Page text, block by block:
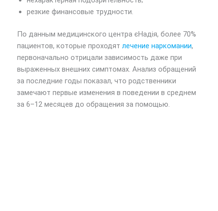
резкие финансовые трудности.
По данным медицинского центра єНадія, более 70%
пациентов, которые проходят лечение наркомании,
первоначально отрицали зависимость даже при
выраженных внешних симптомах. Анализ обращений
за последние годы показал, что родственники
замечают первые изменения в поведении в среднем
за 6–12 месяцев до обращения за помощью.